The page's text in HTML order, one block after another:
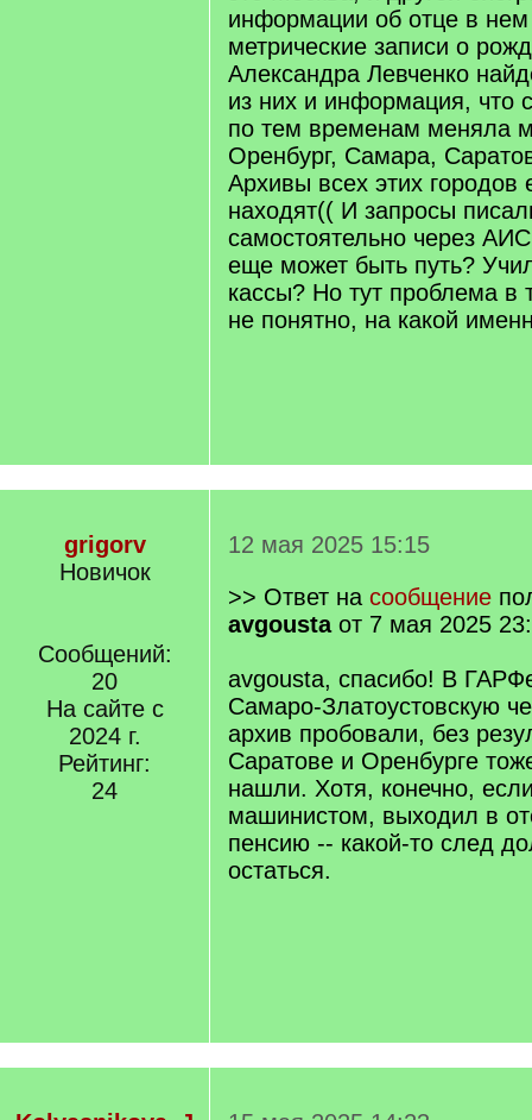
информации об отце в нем
метрические записи о
Александра Левченко
из них и информация, что
по тем временам меняла
Оренбург, Самара,
Архивы всех этих городов
находят(( И запросы
самостоятельно через
еще может быть путь?
кассы? Но тут проблема в
не понятно, на какой
grigorv
Новичок
Сообщений:
20
На сайте с
2024 г.
Рейтинг:
24
12 мая 2025 15:15
>> Ответ на сообщение
avgoustaот 7 мая 2025
avgousta, спасибо! В
Самаро-Златоустовскую
архив пробовали, без
Саратове и Оренбурге
нашли. Хотя, конечно,
машинистом, выходил в
пенсию -- какой-то след
остаться.